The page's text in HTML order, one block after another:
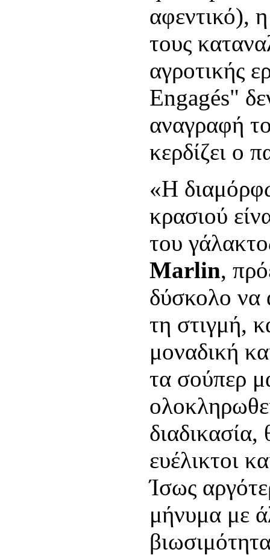
αφεντικό),
τους
αγροτικής
Engagés"
αναγραφή
κερδίζει ο
«Η
κρασιού
του
Marlin,
δύσκολο να
τη στιγμή,
μοναδική
τα σούπερ
ευέλικτοι
Ίσως
μήνυμα με